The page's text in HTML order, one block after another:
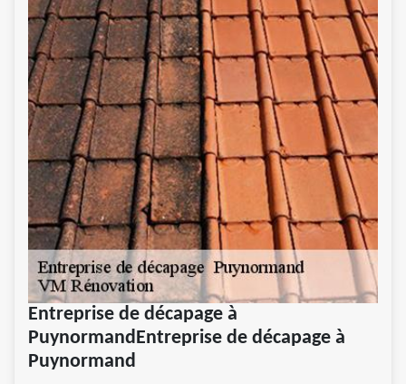
Entreprise de décapage à
PuynormandEntreprise de décapage à
Puynormand